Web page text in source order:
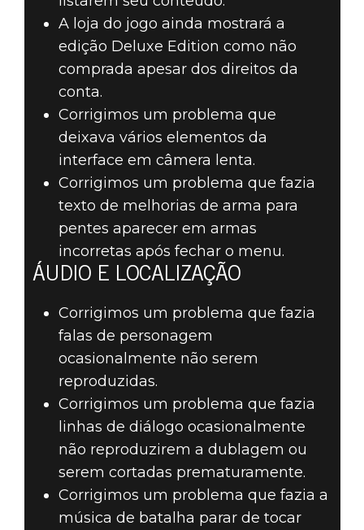
A loja do jogo ainda mostrará a
edição Deluxe Edition como não
comprada apesar dos direitos da
conta.
Corrigimos um problema que
deixava vários elementos da
interface em câmera lenta.
Corrigimos um problema que fazia
texto de melhorias de arma para
pentes aparecer em armas
incorretas após fechar o menu.
ÁUDIO E LOCALIZAÇÃO
Corrigimos um problema que fazia
falas de personagem
ocasionalmente não serem
reproduzidas.
Corrigimos um problema que fazia
linhas de diálogo ocasionalmente
não reproduzirem a dublagem ou
serem cortadas prematuramente.
Corrigimos um problema que fazia a
música de batalha parar de tocar